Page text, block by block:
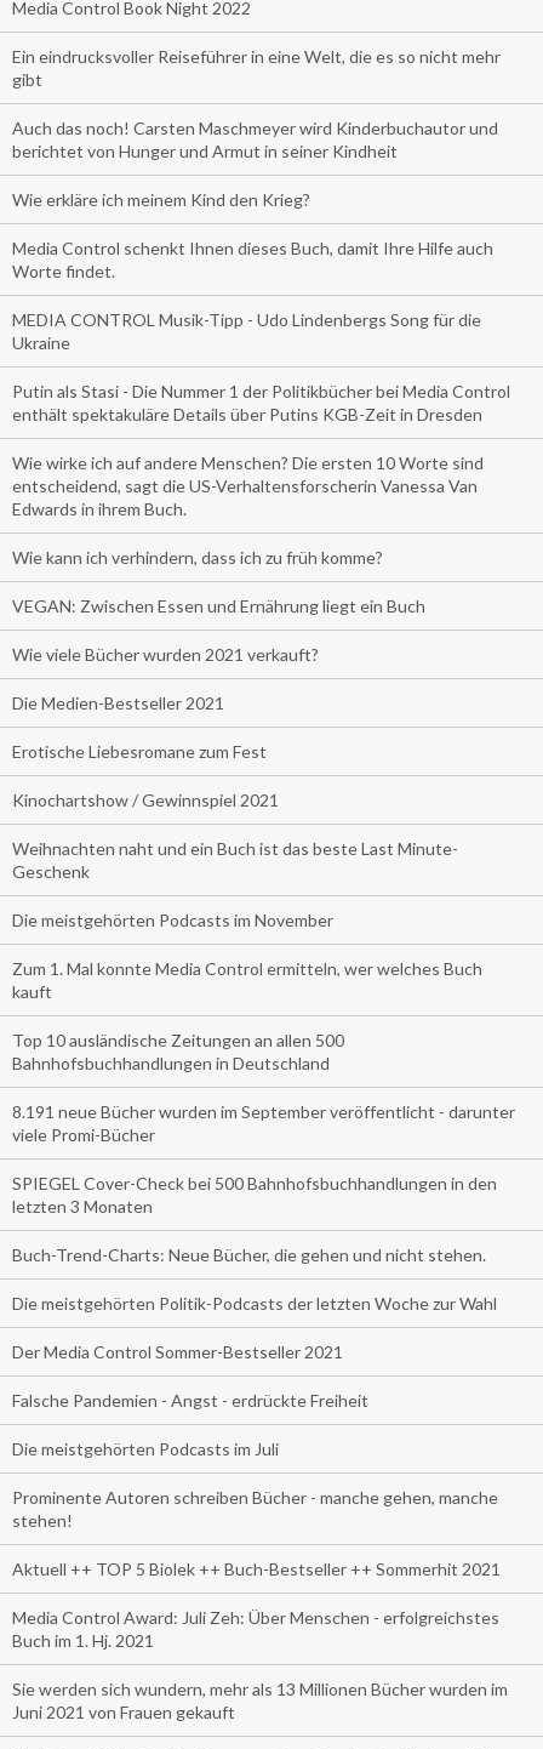
Media Control Book Night 2022
Ein eindrucksvoller Reiseführer in eine Welt, die es so nicht mehr
gibt
Auch das noch! Carsten Maschmeyer wird Kinderbuchautor und
berichtet von Hunger und Armut in seiner Kindheit
Wie erkläre ich meinem Kind den Krieg?
Media Control schenkt Ihnen dieses Buch, damit Ihre Hilfe auch
Worte findet.
MEDIA CONTROL Musik-Tipp - Udo Lindenbergs Song für die
Ukraine
Putin als Stasi - Die Nummer 1 der Politikbücher bei Media Control
enthält spektakuläre Details über Putins KGB-Zeit in Dresden
Wie wirke ich auf andere Menschen? Die ersten 10 Worte sind
entscheidend, sagt die US-Verhaltensforscherin Vanessa Van
Edwards in ihrem Buch.
Wie kann ich verhindern, dass ich zu früh komme?
VEGAN: Zwischen Essen und Ernährung liegt ein Buch
Wie viele Bücher wurden 2021 verkauft?
Die Medien-Bestseller 2021
Erotische Liebesromane zum Fest
Kinochartshow / Gewinnspiel 2021
Weihnachten naht und ein Buch ist das beste Last Minute-
Geschenk
Die meistgehörten Podcasts im November
Zum 1. Mal konnte Media Control ermitteln, wer welches Buch
kauft
Top 10 ausländische Zeitungen an allen 500
Bahnhofsbuchhandlungen in Deutschland
8.191 neue Bücher wurden im September veröffentlicht - darunter
viele Promi-Bücher
SPIEGEL Cover-Check bei 500 Bahnhofsbuchhandlungen in den
letzten 3 Monaten
Buch-Trend-Charts: Neue Bücher, die gehen und nicht stehen.
Die meistgehörten Politik-Podcasts der letzten Woche zur Wahl
Der Media Control Sommer-Bestseller 2021
Falsche Pandemien - Angst - erdrückte Freiheit
Die meistgehörten Podcasts im Juli
Prominente Autoren schreiben Bücher - manche gehen, manche
stehen!
Aktuell ++ TOP 5 Biolek ++ Buch-Bestseller ++ Sommerhit 2021
Media Control Award: Juli Zeh: Über Menschen - erfolgreichstes
Buch im 1. Hj. 2021
Sie werden sich wundern, mehr als 13 Millionen Bücher wurden im
Juni 2021 von Frauen gekauft